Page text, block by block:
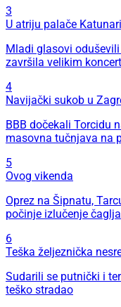
3
U atriju palače
Mladi glasovi
završila velikim
4
Navijački sukob u
BBB dočekali Torcidu
masovna tučnjava na
5
Ovog vikenda
Oprez na Šipnatu,
počinje izlučenje čaglja
6
Teška željeznička
Sudarili se putnički i
teško stradao